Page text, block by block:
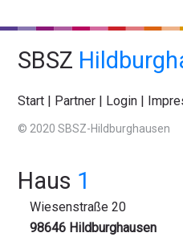
SBSZ
Start | Partner | Login |
© 2020 SBSZ-Hildburghausen
Haus 1
Wiesenstraße 20
98646 Hildburghausen